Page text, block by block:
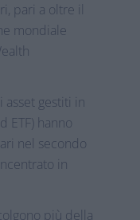
pari a oltre il
mondiale
gestiti in
ETF) hanno
nel secondo
in
più della